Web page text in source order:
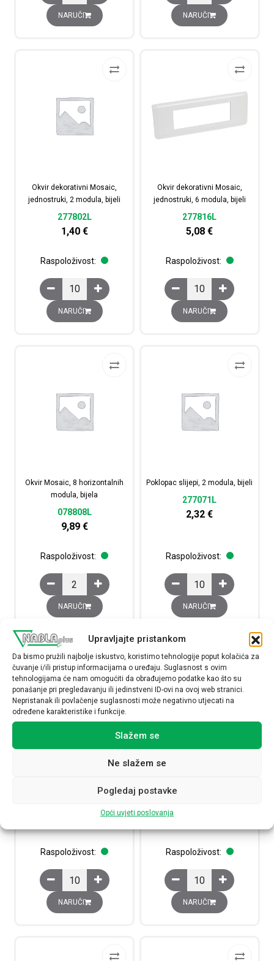
Upravljajte pristankom
Da bismo pružili najbolje iskustvo, koristimo tehnologije poput kolačića za
čuvanje i/ili pristup informacijama o uređaju. Suglasnost s ovim
tehnologijama će nam omogućiti da obrađujemo podatke kao što su
ponašanje pri pregledavanju ili jedinstveni ID-ovi na ovoj web stranici.
Nepristanak ili povlačenje suglasnosti može negativno utjecati na
određene karakteristike i funkcije.
Slažem se
Ne slažem se
Pogledaj postavke
Opći uvjeti poslovanja
NARUČI NARUČI
Okvir dekorativni Mosaic,
jednostruki, 2 modula, bijeli
277802L
1,40 €
Raspoloživost:
Okvir dekorativni Mosaic, jednostruki, 2 modula, bijeli
NARUČI
Okvir dekorativni Mosaic,
jednostruki, 6 modula, bijeli
277816L
5,08€
Raspoloživost:
Okvir dekorativni
NARUČI
Okvir Mosaic, 8 horizontalnih
modula, bijela
078808L
9,89 €
Raspoloživost:
Okvir Mosaic, 8 horizontalnih modula, bijela količina
NARUČI
Poklopac slijepi, 2 modula, bijeli
277071L
2,32€
Raspoloživost:
Poklopac slijepi, 2
NARUČI
250V AC, 2 modula, bijela
Raspoloživost:
Sklopka izmjenična, 10 AX, 250V AC, 2 modula, bijela
NARUČI
Raspoloživost:
Sklopka Mosaic,
NARUČI